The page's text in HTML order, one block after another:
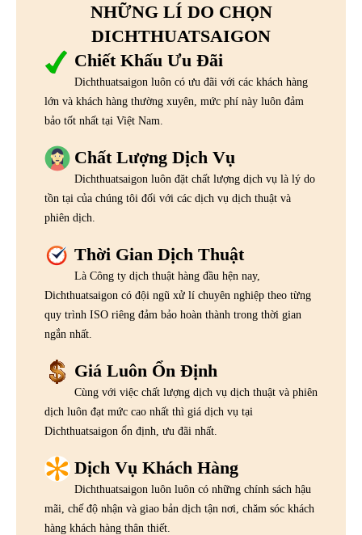
NHỮNG LÍ DO CHỌN
DICHTHUATSAIGON
Chiết Khấu Ưu Đãi
Dichthuatsaigon luôn có ưu đãi với các khách hàng
lớn và khách hàng thường xuyên, mức phí này luôn đảm
bảo tốt nhất tại Việt Nam.
Chất Lượng Dịch Vụ
Dichthuatsaigon luôn đặt chất lượng dịch vụ là lý do
tồn tại của chúng tôi đối với các dịch vụ dịch thuật và
phiên dịch.
Thời Gian Dịch Thuật
Là Công ty dịch thuật hàng đầu hện nay,
Dichthuatsaigon có đội ngũ xử lí chuyên nghiệp theo từng
quy trình ISO riêng đảm bảo hoàn thành trong thời gian
ngắn nhất.
Giá Luôn Ổn Định
Cùng với việc chất lượng dịch vụ dịch thuật và phiên
dịch luôn đạt mức cao nhất thì giá dịch vụ tại
Dichthuatsaigon ổn định, ưu đãi nhất.
Dịch Vụ Khách Hàng
Dichthuatsaigon luôn luôn có những chính sách hậu
mãi, chế độ nhận và giao bản dịch tận nơi, chăm sóc khách
hàng khách hàng thân thiết.